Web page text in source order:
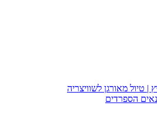
| טיול מאורגן לשוויצריה
הספרדים